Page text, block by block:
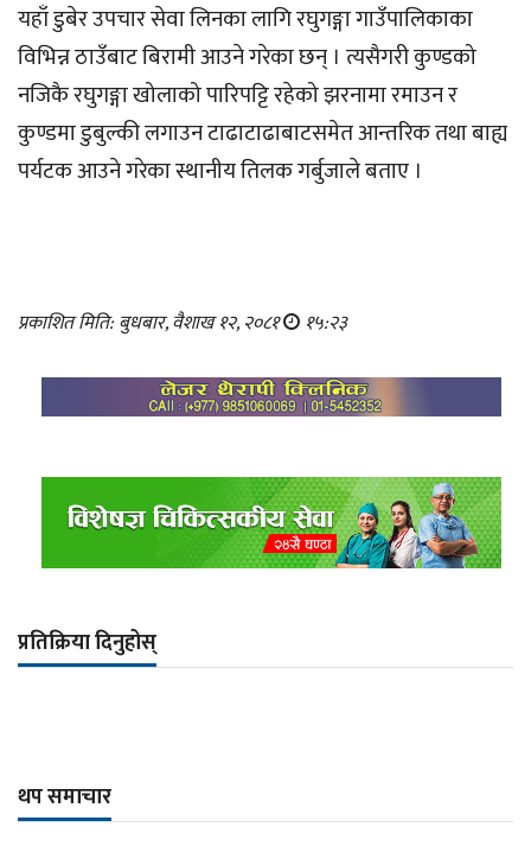
यहाँ डुबेर उपचार सेवा लिनका लागि रघुगङ्गा गाउँपालिकाका
विभिन्न ठाउँबाट बिरामी आउने गरेका छन् । त्यसैगरी कुण्डको
नजिकै रघुगङ्गा खोलाको पारिपट्टि रहेको झरनामा रमाउन र
कुण्डमा डुबुल्की लगाउन टाढाटाढाबाटसमेत आन्तरिक तथा बाह्य
पर्यटक आउने गरेका स्थानीय तिलक गर्बुजाले बताए ।
प्रकाशित मिति: बुधबार, वैशाख १२, २०८१ १५:२३
प्रतिक्रिया दिनुहोस्
थप समाचार